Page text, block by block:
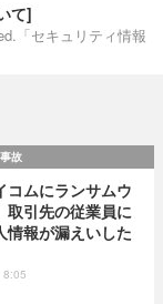
て]
「セキュリティ情報
故
コムにランサムウ
取引先の従業員に
情報が漏えいした
8:05